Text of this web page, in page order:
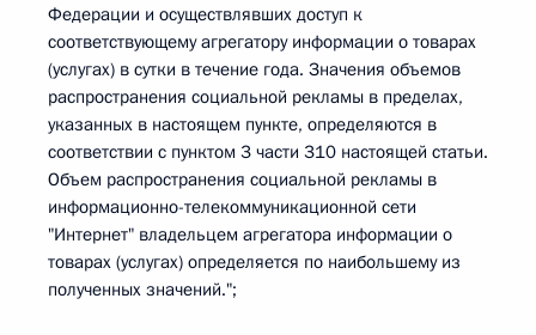
Федерации и осуществлявших доступ к
соответствующему агрегатору информации о товарах
(услугах) в сутки в течение года. Значения объемов
распространения социальной рекламы в пределах,
указанных в настоящем пункте, определяются в
соответствии с пунктом 3 части 310 настоящей статьи.
Объем распространения социальной рекламы в
информационно-телекоммуникационной сети
"Интернет" владельцем агрегатора информации о
товарах (услугах) определяется по наибольшему из
полученных значений.";